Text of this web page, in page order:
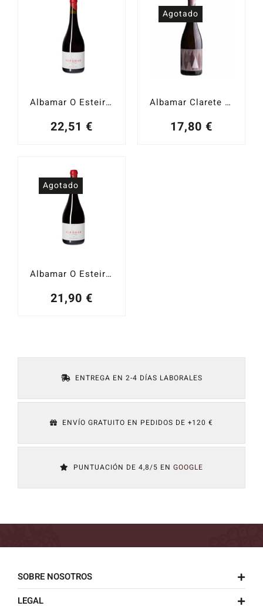
Albamar O Esteiro Mencía 2023
22,51 €
Agotado
Albamar Clarete 2023
17,80 €
Agotado
Albamar O Esteiro 2022
21,90 €
ENTREGA EN 2-4 DÍAS LABORALES
ENVÍO GRATUITO EN PEDIDOS DE +120 €
PUNTUACIÓN DE 4,8/5 EN GOOGLE
SOBRE NOSOTROS
LEGAL